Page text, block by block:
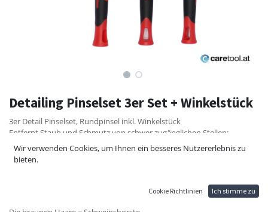
Detailing Pinselset 3er Set + Winkelstück
3er Detail Pinselset, Rundpinsel inkl. Winkelstück
Entfernt Staub und Schmutz von schwer zugänglichen Stellen:
Klimaanlagengitter, Armaturenbrett, Schalthebel, Lenkrad
Ideal auch zum Entfernen starker Verschmutzungen an Stellen wie
Wir verwenden Cookies, um Ihnen ein besseres Nutzererlebnis zu
bieten.
Cookie Richtlinien Ich stimme zu